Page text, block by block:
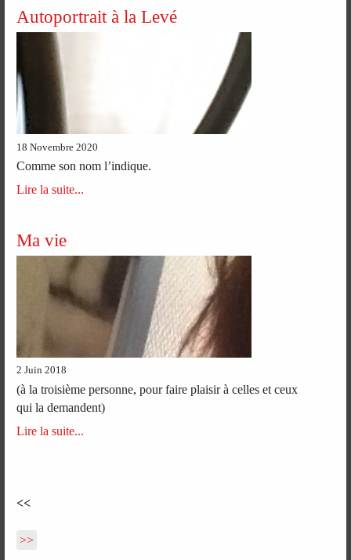
Autoportrait à la Levé
18 Novembre 2020
Comme son nom l’indique.
Lire la suite...
Ma vie
2 Juin 2018
(à la troisième personne, pour faire plaisir à celles et ceux
qui la demandent)
Lire la suite...
<<
>>